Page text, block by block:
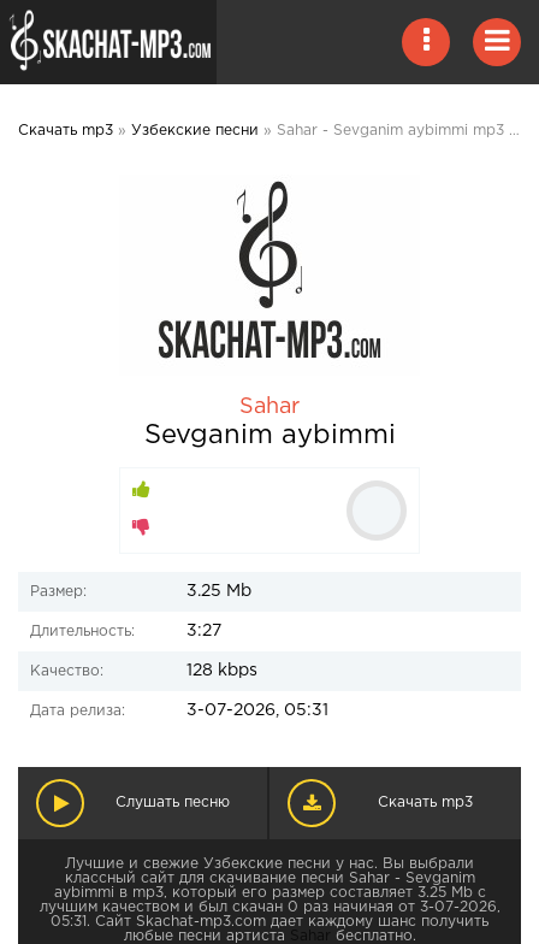
Скачать mp3 » Узбекские песни » Sahar - Sevganim aybimmi mp3 скачать
Sahar
Sevganim aybimmi
Размер: 3.25 Mb
Длительность: 3:27
Качество: 128 kbps
Дата релиза: 3-07-2026, 05:31
Слушать песню Скачать mp3
Лучшие и свежие Узбекские песни у нас. Вы выбрали
классный сайт для скачивание песни Sahar - Sevganim
aybimmi в mp3, который его размер составляет 3.25 Mb с
лучшим качеством и был скачан 0 раз начиная от 3-07-2026,
05:31. Сайт Skachat-mp3.com дает каждому шанс получить
любые песни артиста
Sahar бесплатно.